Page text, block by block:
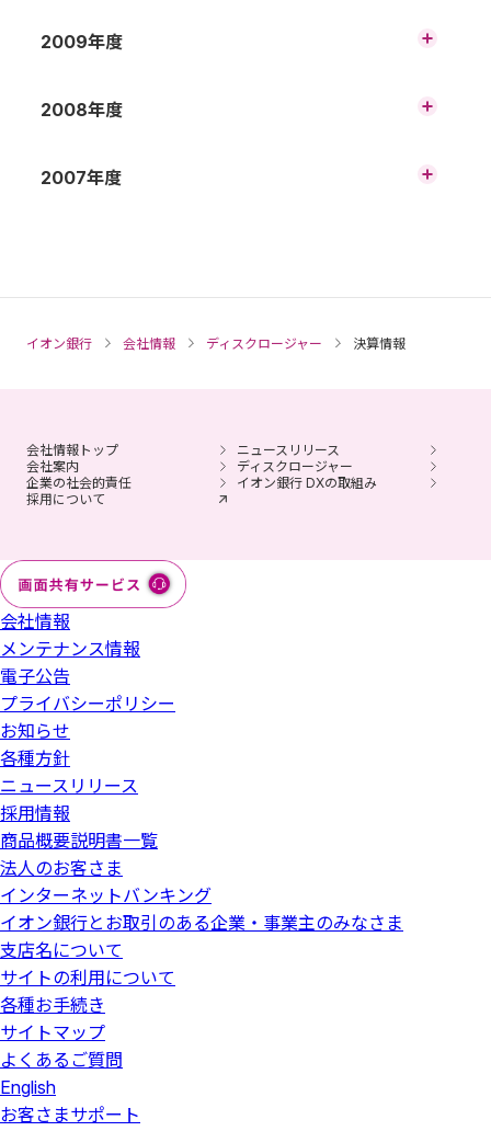
2015年3月期 第1四半期 財務諸表の概況（連
（連結）
2014年3月期 第1四半期 財務諸表の概況（連
務諸表の概況（連結）
平成25年3月期（2012年度） 第2四半期
（中間期） 財務諸表の概況（連結）
務諸表の概況（連結）
平成24年3月期（2011年度） 第2四半期 財
務諸表の概況（連結）
平成23年3月期（2010年度） 財務諸表の概
務・業績の概況（非連結）
平成23年3月期（2010年度） 第1四半期 財
2009年度
平成22年3月期（2009年度） 財務諸表の概
平成22年3月期（2009年度） 第2四半期 財
2008年度
平成21年3月期（2008年度） 財務諸表の概
務・業績の概況（非連結）
平成21年3月期（2008年度） 第1四半期 財
務・業績の概況（非連結）
2007年度
平成20年3月期（2007年度） 第3四半期 財
イオン銀行 会社情報 ディスクロージャー 決算情報
会社情報トップ
ニュースリリース
会社案内
ディスクロージャー
企業の社会的責任
イオン銀行 DXの取組み
採用について
会社情報
メンテナンス情報
電子公告
プライバシーポリシー
お知らせ
各種方針
ニュースリリース
採用情報
商品概要説明書一覧
法人のお客さま
インターネットバンキング
イオン銀行とお取引のある企業・事業主のみなさま
支店名について
サイトの利用について
各種お手続き
サイトマップ
よくあるご質問
English
お客さまサポート